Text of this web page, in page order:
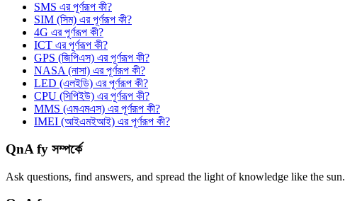
SMS এর পূর্ণরূপ কী?
SIM (সিম) এর পূর্ণরূপ কী?
4G এর পূর্ণরূপ কী?
ICT এর পূর্ণরূপ কী?
GPS (জিপিএস) এর পূর্ণরূপ কী?
NASA (নাসা) এর পূর্ণরূপ কী?
LED (এলইডি) এর পূর্ণরূপ কী?
CPU (সিপিইউ) এর পূর্ণরূপ কী?
MMS (এমএমএস) এর পূর্ণরূপ কী?
IMEI (আইএমইআই) এর পূর্ণরূপ কী?
QnA fy সম্পর্কে
Ask questions, find answers, and spread the light of knowledge like the sun.